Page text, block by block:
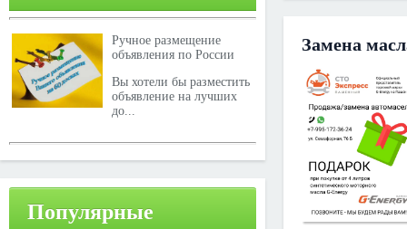
Ручное размещение
объявления по России
Вы хотели бы разместить
объявление на лучших
до...
Популярные
Замена